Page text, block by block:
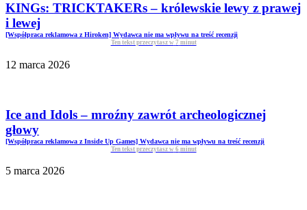
KINGs: TRICKTAKERs – królewskie lewy z prawej
i lewej
[Współpraca reklamowa z Hiroken] Wydawca nie ma wpływu na treść recenzji
Ten tekst przeczytasz w 7 minut
12 marca 2026
Ice and Idols – mroźny zawrót archeologicznej
głowy
[Współpraca reklamowa z Inside Up Games] Wydawca nie ma wpływu na treść recenzji
Ten tekst przeczytasz w 6 minut
5 marca 2026